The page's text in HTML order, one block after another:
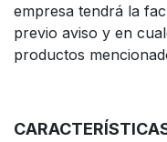
empresa tendrá la
previo aviso y en
productos